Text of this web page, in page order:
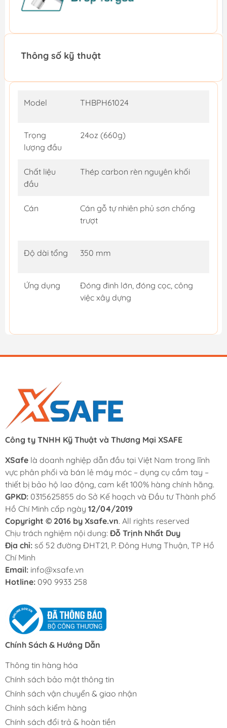
Thông số kỹ thuật
Model THBPH61024
Trọng
lượng đầu
24oz (660g)
Chất liệu
đầu
Thép carbon rèn nguyên khối
Cán
Cán gỗ tự nhiên phủ sơn chống
trượt
Độ dài tổng 350 mm
Ứng dụng
Đóng đinh lớn, đóng cọc, công
việc xây dựng
Công ty TNHH Kỹ Thuật và Thương Mại XSAFE
XSafe là doanh nghiệp dẫn đầu tại Việt Nam trong lĩnh
vực phân phối và bán lẻ máy móc – dụng cụ cầm tay –
thiết bị bảo hộ lao động, cam kết 100% hàng chính hãng.
GPKD: 0315625855 do Sở Kế hoạch và Đầu tư Thành phố
Hồ Chí Minh cấp ngày 12/04/2019
Copyright © 2016 by Xsafe.vn. All rights reserved
Chịu trách nghiệm nội dung: Đỗ Trịnh Nhất Duy
Địa chỉ: số 52 đường ĐHT21, P. Đông Hưng Thuận, TP Hồ
Chí Minh
Email: info@xsafe.vn
Hotline: 090 9933 258
Chính Sách & Hướng Dẫn
Thông tin hàng hóa
Chính sách bảo mật thông tin
Chính sách vận chuyển & giao nhận
Chính sách kiểm hàng
Chính sách đổi trả & hoàn tiền